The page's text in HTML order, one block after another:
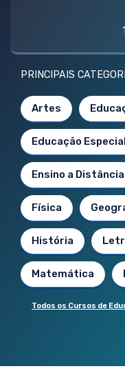
PRINCIPAIS
Artes
Educação Especial
Ensino a Distância
Física
História
Matemática
Todos os Cursos de